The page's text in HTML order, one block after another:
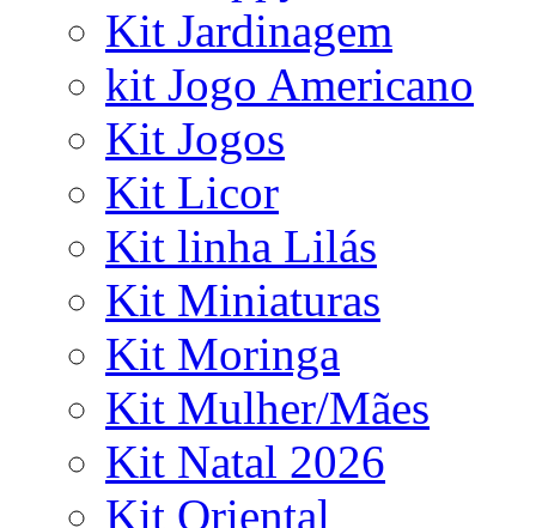
Kit Jardinagem
kit Jogo Americano
Kit Jogos
Kit Licor
Kit linha Lilás
Kit Miniaturas
Kit Moringa
Kit Mulher/Mães
Kit Natal 2026
Kit Oriental